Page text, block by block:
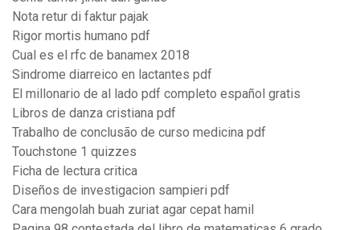
Nota retur di faktur pajak
Rigor mortis humano pdf
Cual es el rfc de banamex 2018
Sindrome diarreico en lactantes pdf
El millonario de al lado pdf completo español gratis
Libros de danza cristiana pdf
Trabalho de conclusão de curso medicina pdf
Touchstone 1 quizzes
Ficha de lectura critica
Diseños de investigacion sampieri pdf
Cara mengolah buah zuriat agar cepat hamil